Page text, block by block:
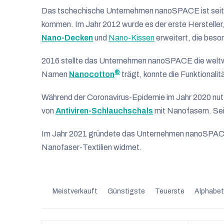
s
t
e
d
e
r
P
r
o
u
Das tschechische Unternehmen nanoSPACE ist
kommen. Im Jahr 2012 wurde es der erste
Nano-Decken und Nano-Kissenerweitert, die
2016 stellte das Unternehmen nanoSPACE die
Namen Nanocotton® trägt, konnte die
Während der Coronavirus-Epidemie im Jahr 2020
von Antiviren-Schlauchschals mit Nanofasern.
Im Jahr 2021 gründete das Unternehmen
Nanofaser-Textilien widmet.
Meistverkauft Günstigste Teuerste